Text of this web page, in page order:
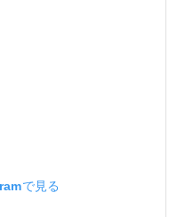
で見る